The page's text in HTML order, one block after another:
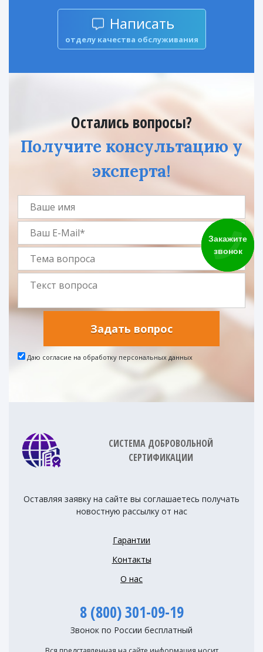
Закажите
звонок
Написать
отделу качества обслуживания
Остались вопросы?
Получите консультацию у
эксперта!
Задать вопрос
Даю согласие на обработку персональных данных
СИСТЕМА ДОБРОВОЛЬНОЙ
СЕРТИФИКАЦИИ
Оставляя заявку на сайте вы соглашаетесь получать
новостную рассылку от нас
Гарантии
Контакты
О нас
8 (800) 301-09-19
Звонок по России бесплатный